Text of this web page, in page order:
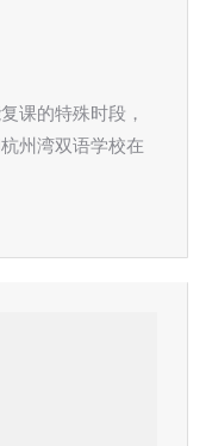
课的特殊时段，
州湾双语学校在